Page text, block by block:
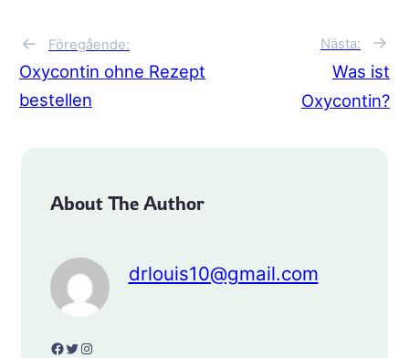
← Föregående:
Oxycontin ohne Rezept
bestellen
Nästa:
Was ist
Oxycontin?
→
About The Author
drlouis10@gmail.com
Facebook Twitter Instagram